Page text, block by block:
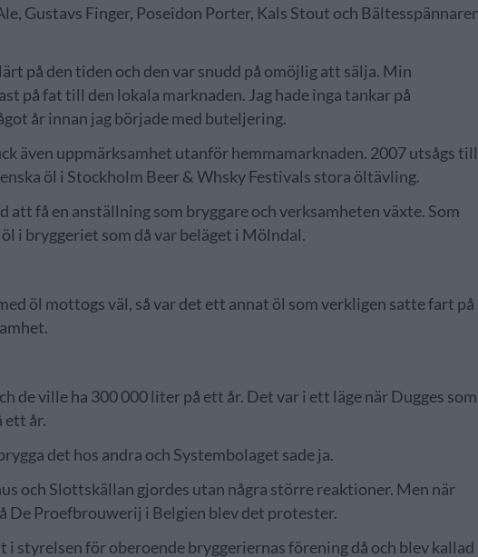
Gustavs Finger, Poseidon Porter, Kals Stout och
på den tiden och den var snudd på omöjlig att sälja. Min
på fat till den lokala marknaden. Jag hade inga tankar på
år innan jag började med buteljering.
även uppmärksamhet utanför hemmamarknaden. 2007 utsågs till
öl i Stockholm Beer & Whsky Festivals stora öltävling.
att få en anställning som bryggare och verksamheten växte. Som
i bryggeriet som då var beläget i Mölndal.
öl mottogs väl, så var det ett annat öl som verkligen satte fart på
de ville ha 300 000 liter på ett år. Det var i ett läge när Dugges som
ett år.
det hos andra och Systembolaget sade ja.
och Slottskällan gjordes utan några större reaktioner. Men när
De Proefbrouwerij i Belgien blev det protester.
i styrelsen för oberoende bryggeriernas förening då och blev kallad